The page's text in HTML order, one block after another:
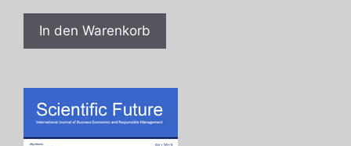
In den Warenkorb